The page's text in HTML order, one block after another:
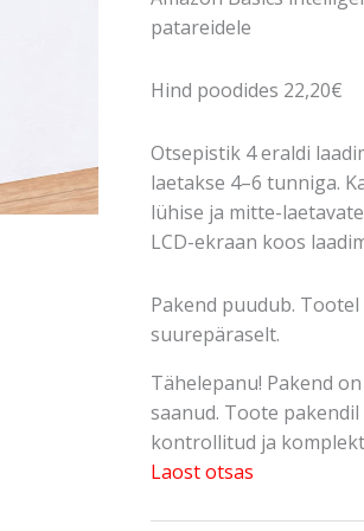
patareidele
Hind poodides 22,20€
Otsepistik 4 eraldi
laetakse 4–6 tunniga.
lühise ja mitte-
LCD-ekraan koos
Pakend puudub.
suurepäraselt.
Tähelepanu! Pakend
saanud. Toote
kontrollitud ja
Laost otsas